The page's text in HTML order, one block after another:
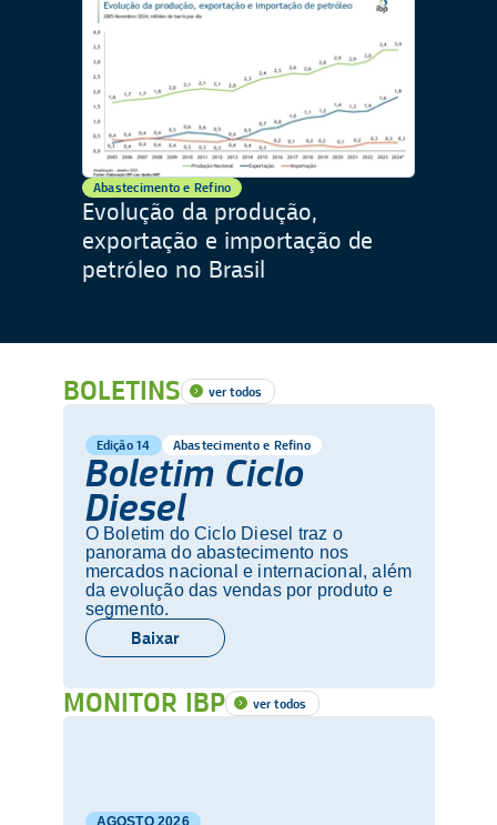
Abastecimento e Refino
Evolução da produção,
exportação e importação de
petróleo no Brasil
BOLETINS ver todos
Edição 14 Abastecimento e Refino
Boletim Ciclo
Diesel
O Boletim do Ciclo Diesel traz o
panorama do abastecimento nos
mercados nacional e internacional, além
da evolução das vendas por produto e
segmento.
Baixar
MONITOR IBP ver todos
AGOSTO 2026